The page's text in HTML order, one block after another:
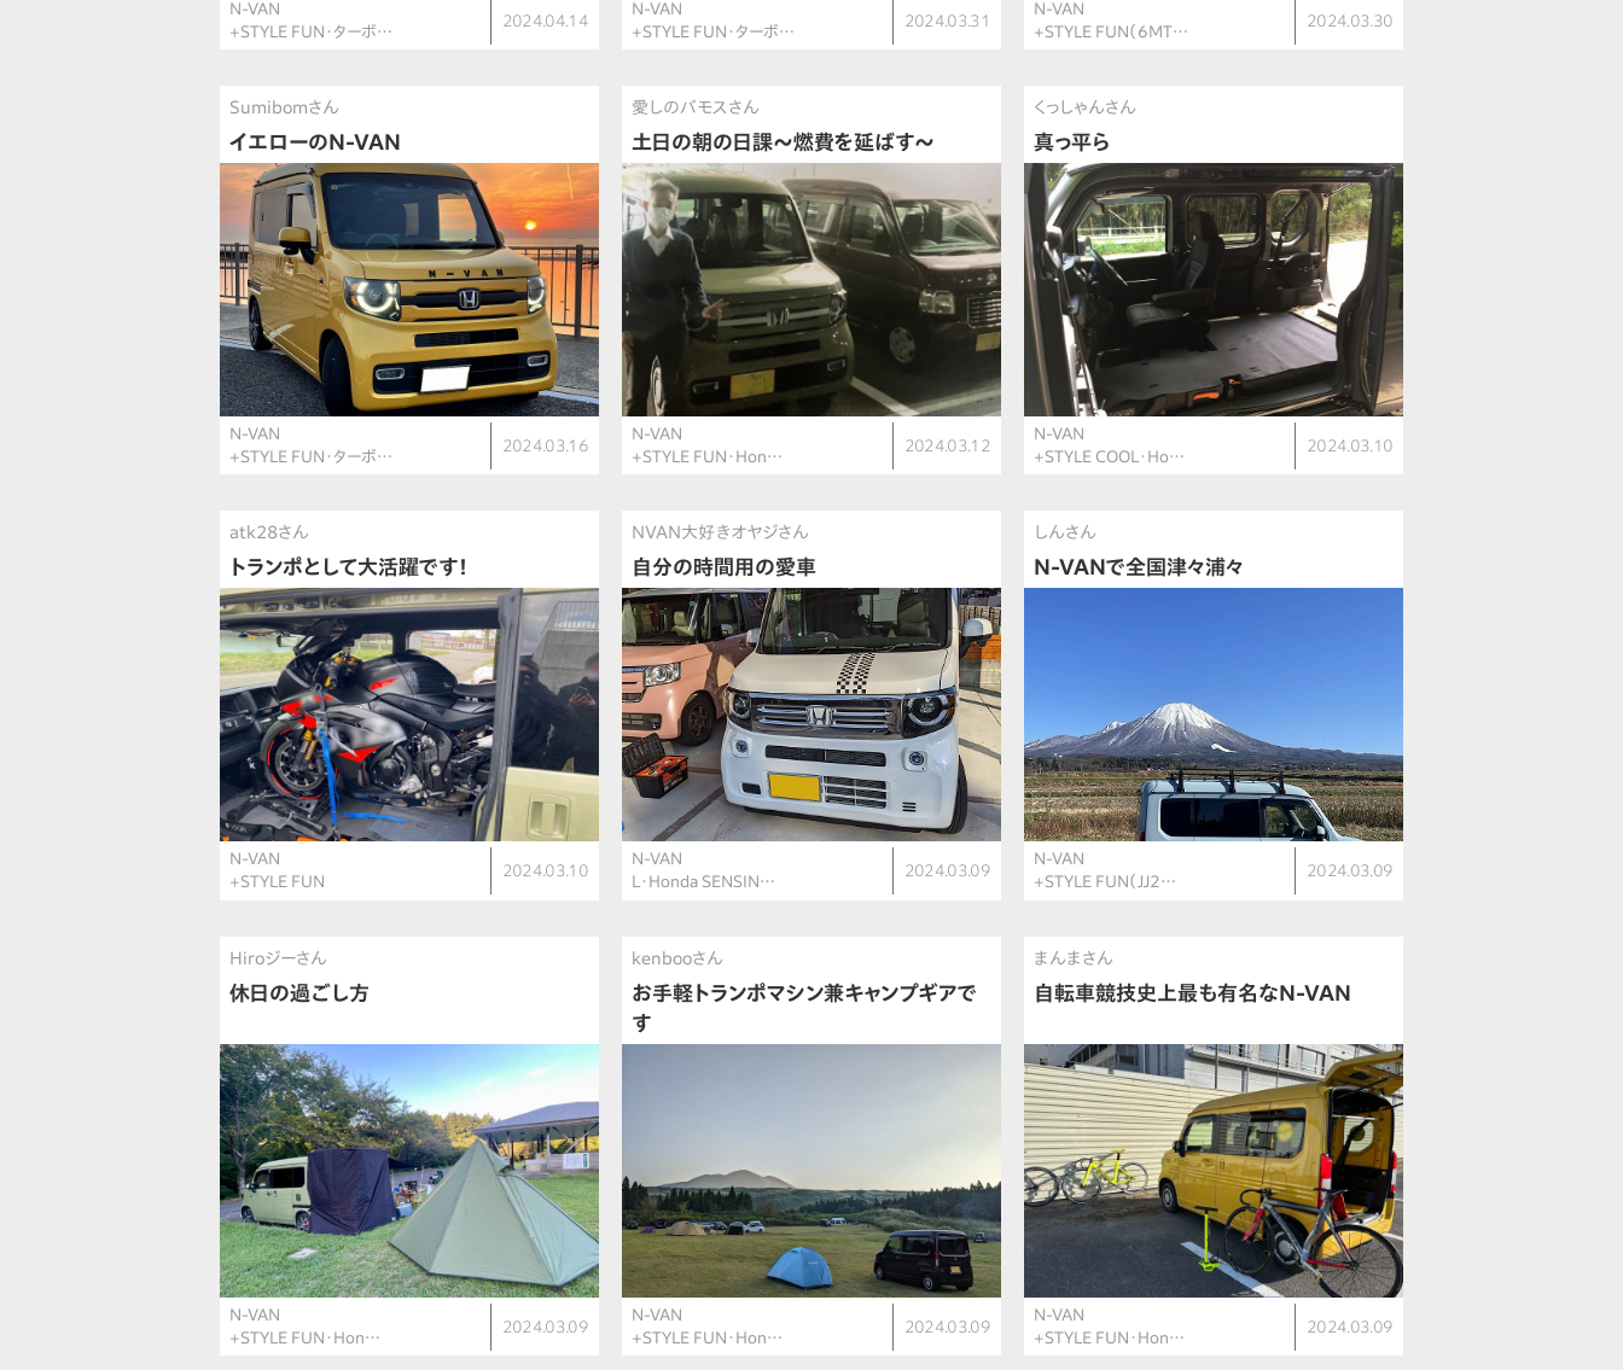
N-VAN
+STYLE FUN・ターボ…
2024.04.14
N-VAN
+STYLE FUN・ターボ…
2024.03.31
N-VAN
+STYLE FUN（6MT…
2024.03.30
Sumibomさん
イエローのN-VAN
N-VAN
+STYLE FUN・ターボ…
2024.03.16
愛しのバモスさん
土日の朝の日課〜燃費を延ばす〜
N-VAN
+STYLE FUN・Hon…
2024.03.12
くっしゃんさん
真っ平ら
N-VAN
+STYLE COOL・Ho…
2024.03.10
atk28さん
トランポとして大活躍です！
N-VAN
+STYLE FUN
2024.03.10
NVAN大好きオヤジさん
自分の時間用の愛車
N-VAN
L・Honda SENSIN…
2024.03.09
しんさん
N-VANで全国津々浦々
N-VAN
+STYLE FUN（JJ2…
2024.03.09
Hiroジーさん
休日の過ごし方
N-VAN
+STYLE FUN・Hon…
2024.03.09
kenbooさん
お手軽トランポマシン兼キャンプギアで
す
N-VAN
+STYLE FUN・Hon…
2024.03.09
まんまさん
自転車競技史上最も有名なN-VAN
N-VAN
+STYLE FUN・Hon…
2024.03.09